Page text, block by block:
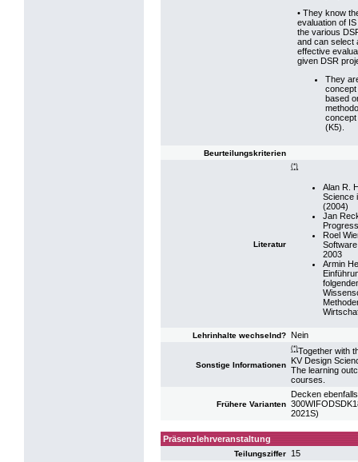
• They know
evaluation of
the various
and can select
effective
given DSR
They
concept
based
(K5).
Beurteilungskriterien
Literatur
(*)
Alan R.
Science
(2004)
Jan
Roel
2003
Armin
Lehrinhalte wechselnd? Nein
Sonstige Informationen
(*)Together with
KV Design
The learning
courses.
Frühere Varianten
Decken
2021S)
Präsenzlehrveranstaltung
Teilungsziffer 15